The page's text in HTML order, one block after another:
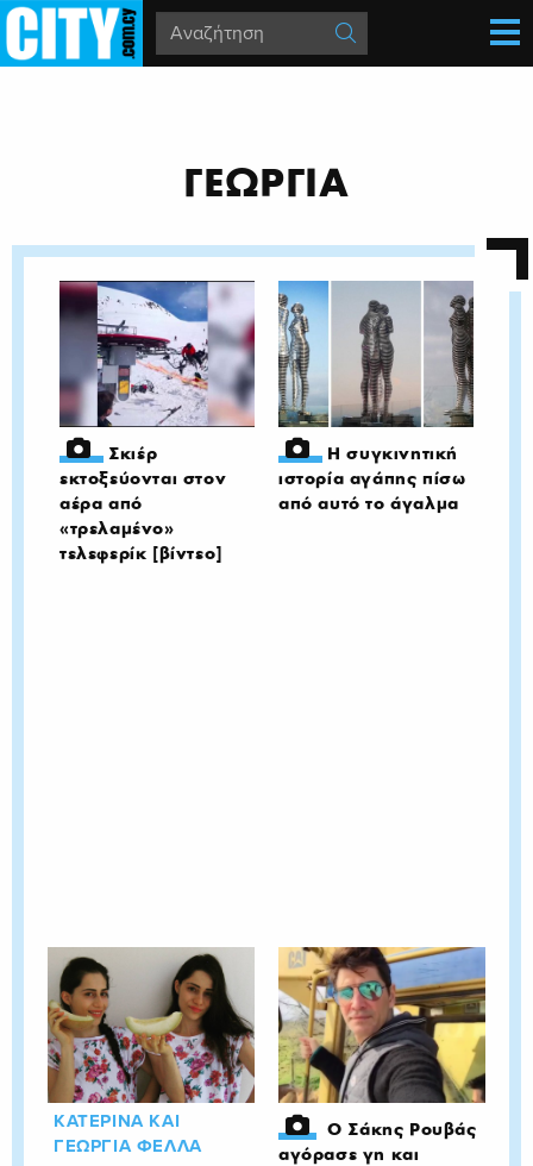
ΓΕΩΡΓΙΑ
Σκιέρ
εκτοξεύονται στον
αέρα από
«τρελαμένο»
τελεφερίκ [βίντεο]
Η συγκινητική
ιστορία αγάπης πίσω
από αυτό το άγαλμα
ΚΑΤΕΡΙΝΑ ΚΑΙ
ΓΕΩΡΓΙΑ ΦΕΛΛΑ
Ο Σάκης Ρουβάς
αγόρασε γη και